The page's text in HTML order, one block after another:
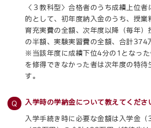
〈３教科型〉合格者のうち成績上位者
的として、初年度納入金のうち、授業
育充実費の全額、次年度以降（毎年）
の半額、実験実習費の全額、合計374
※当該年度に成績下位4分の1となっ
を修得できなかった者は次年度の特待
す。
入学時の学納金について教えてくださ
入学手続き時に必要な金額は入学金